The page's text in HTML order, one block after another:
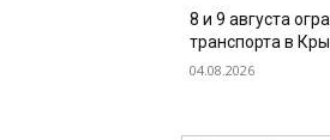
8 и 9 августа
транспорта в
04.08.2026